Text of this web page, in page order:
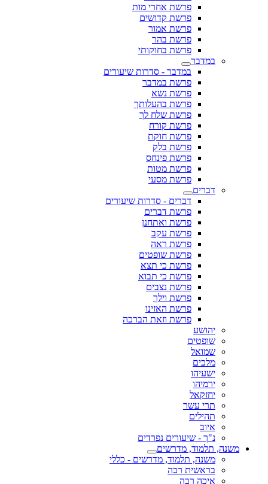
פרשת אחרי מות
פרשת קדושים
פרשת אמור
פרשת בהר
פרשת בחוקותי
במדבר
במדבר - סדרות שיעורים
פרשת במדבר
פרשת נשא
פרשת בהעלותך
פרשת שלח לך
פרשת קורח
פרשת חוקת
פרשת בלק
פרשת פינחס
פרשת מטות
פרשת מסעי
דברים
דברים - סדרות שיעורים
פרשת דברים
פרשת ואתחנן
פרשת עקב
פרשת ראה
פרשת שופטים
פרשת כי תצא
פרשת כי תבוא
פרשת נצבים
פרשת וילך
פרשת האזינו
פרשת וזאת הברכה
יהושע
שופטים
שמואל
מלכים
ישעיהו
ירמיהו
יחזקאל
תרי עשר
תהילים
איוב
נ"ך - שיעורים נפרדים
משנה, תלמוד, מדרשים
משנה, תלמוד, מדרשים - כללי
בראשית רבה
איכה רבה